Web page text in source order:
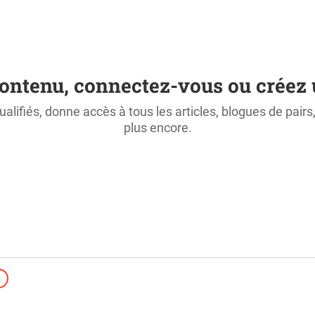
connectez-vous ou
donne accès à tous les articles, blogues de
plus encore.